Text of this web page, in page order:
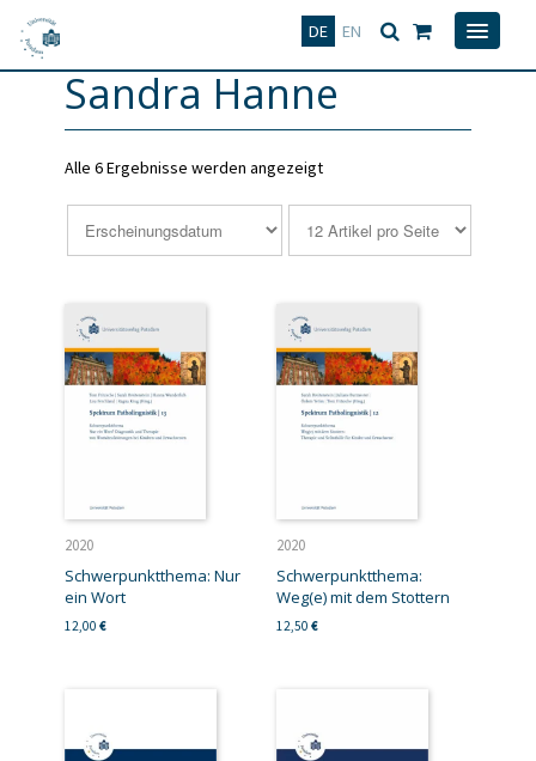
DE EN
Deutsch
Sandra Hanne
Alle 6 Ergebnisse werden angezeigt
2020
Schwerpunktthema: Nur
ein Wort
12,00 €
2020
Schwerpunktthema:
Weg(e) mit dem Stottern
12,50 €